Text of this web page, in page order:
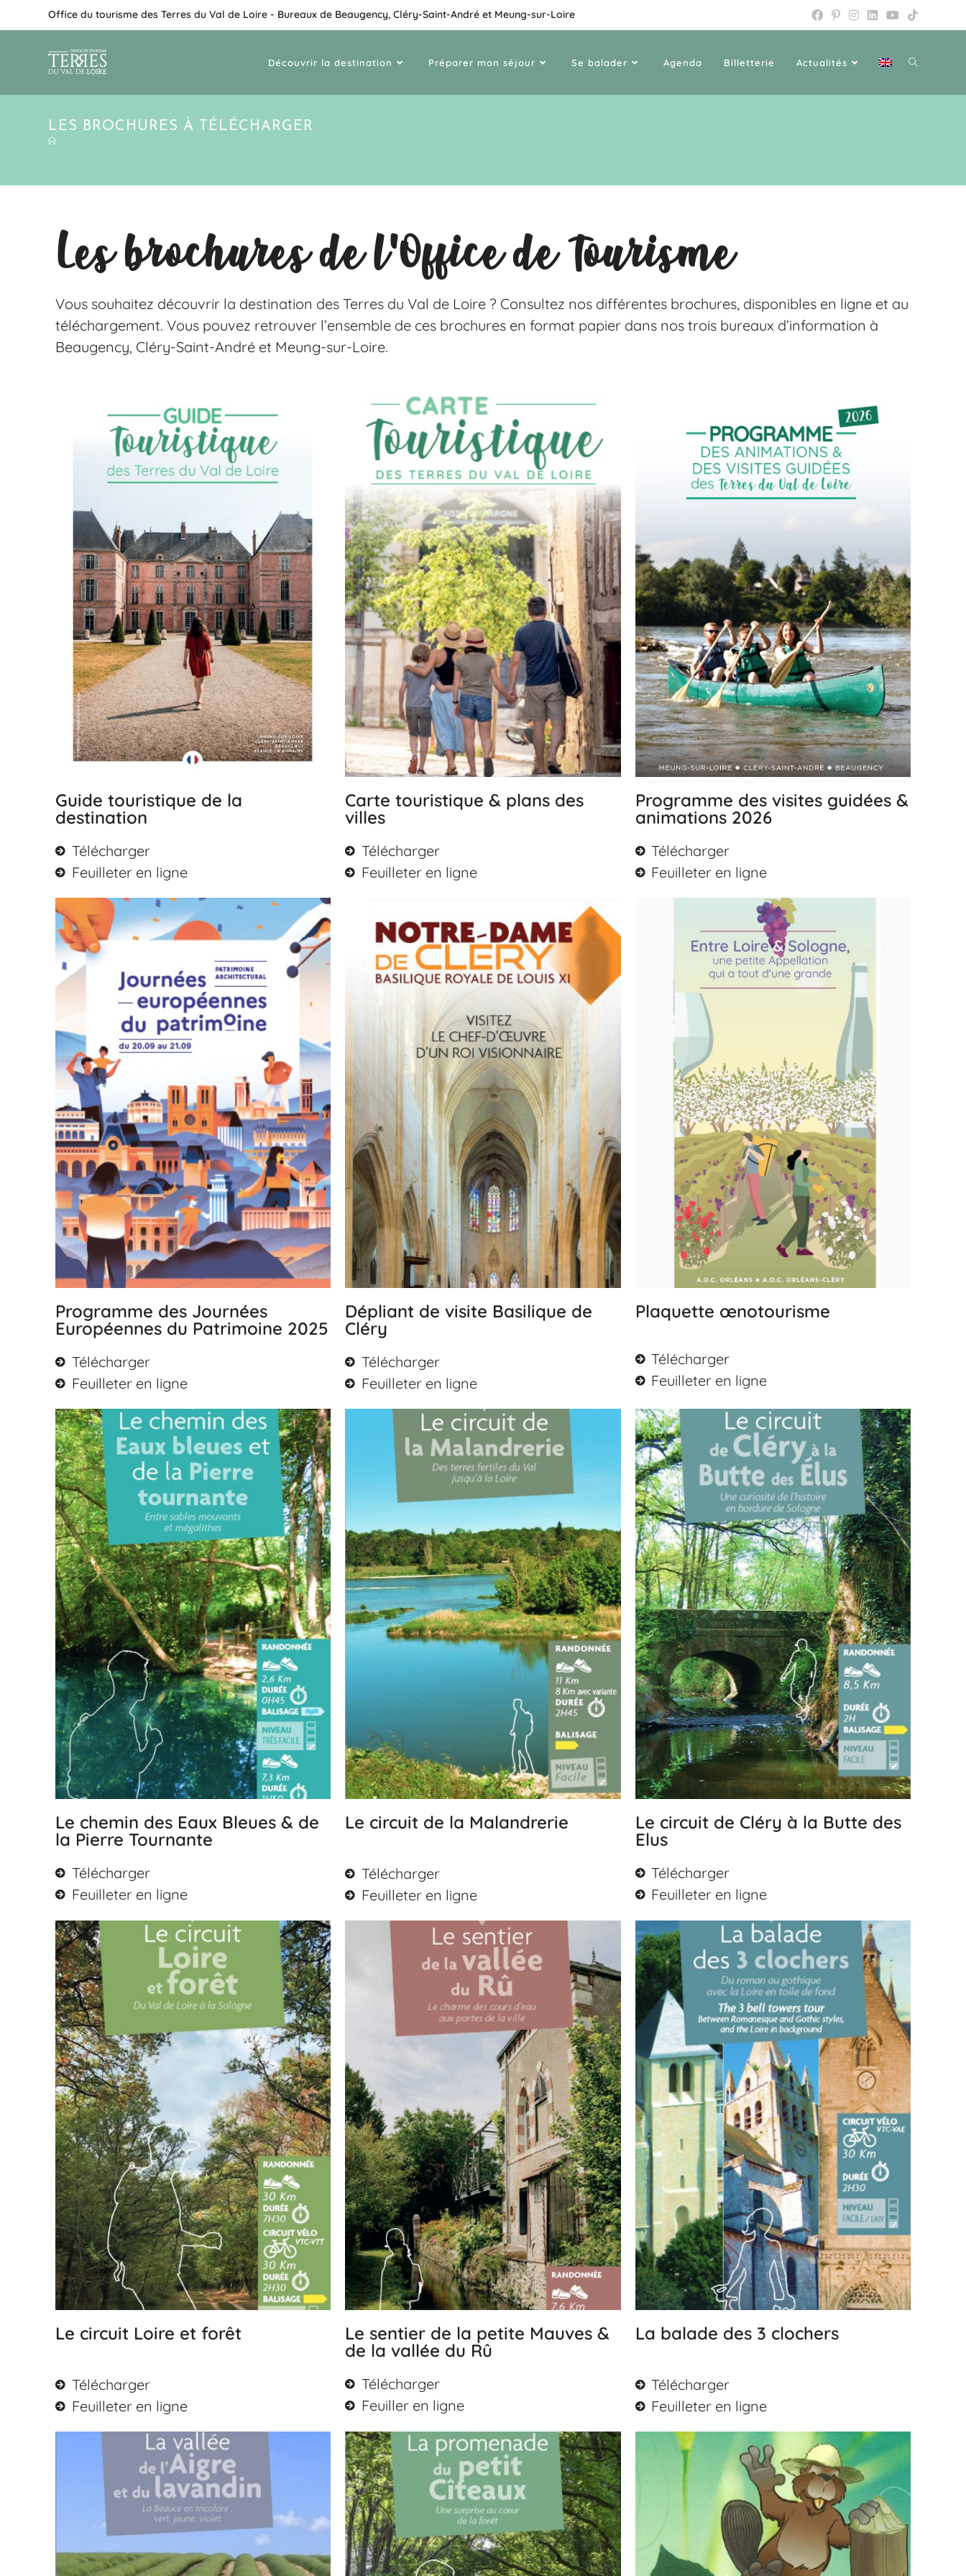
Office du tourisme des Terres du Val de Loire - Bureaux de Beaugency, Cléry-Saint-André et Meung-sur-Loire
Découvrir la destination Préparer mon séjour Se balader Agenda Billetterie Actualités
LES BROCHURES À TÉLÉCHARGER
Les brochures de l'Office de Tourisme
Vous souhaitez découvrir la destination des Terres du Val de Loire ? Consultez nos différentes brochures, disponibles en ligne et au
téléchargement. Vous pouvez retrouver l’ensemble de ces brochures en format papier dans nos trois bureaux d’information à
Beaugency, Cléry-Saint-André et Meung-sur-Loire.
Guide touristique de la
destination
Télécharger
Feuilleter en ligne
Carte touristique & plans des
villes
Télécharger
Feuilleter en ligne
Programme des visites guidées &
animations 2026
Télécharger
Feuilleter en ligne
Programme des Journées
Européennes du Patrimoine 2025
Télécharger
Feuilleter en ligne
Dépliant de visite Basilique de
Cléry
Télécharger
Feuilleter en ligne
Plaquette œnotourisme
Télécharger
Feuilleter en ligne
Le chemin des Eaux Bleues & de
la Pierre Tournante
Télécharger
Feuilleter en ligne
Le circuit de la Malandrerie
Télécharger
Feuilleter en ligne
Le circuit de Cléry à la Butte des
Elus
Télécharger
Feuilleter en ligne
Le circuit Loire et forêt
Télécharger
Feuilleter en ligne
Le sentier de la petite Mauves &
de la vallée du Rû
Télécharger
Feuiller en ligne
La balade des 3 clochers
Télécharger
Feuilleter en ligne